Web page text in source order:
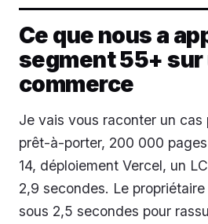
Ce que nous a
segment 55+
commerce
Je vais vous raconter un
prêt-à-porter, 200 000
14, déploiement Vercel, un
2,9 secondes. Le
sous 2,5 secondes pour